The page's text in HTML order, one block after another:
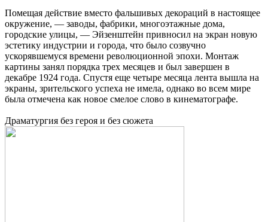
Помещая действие вместо фальшивых декораций в настоящее
окружение, — заводы, фабрики, многоэтажные дома,
городские улицы, — Эйзенштейн привносил на экран новую
эстетику индустрии и города, что было созвучно
ускорявшемуся времени революционной эпохи. Монтаж
картины занял порядка трех месяцев и был завершен в
декабре 1924 года. Спустя еще четыре месяца лента вышла на
экраны, зрительского успеха не имела, однако во всем мире
была отмечена как новое смелое слово в кинематографе.
Драматургия без героя и без сюжета